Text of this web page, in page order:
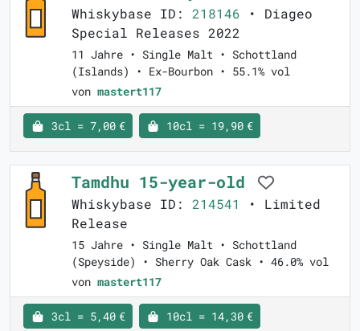
Whiskybase ID: 218146 • Diageo
Special Releases 2022
11 Jahre • Single Malt • Schottland
(Islands) • Ex-Bourbon • 55.1% vol
von mastert117
3cl = 7,00 € 10cl = 19,90 €
Tamdhu 15-year-old
Whiskybase ID: 214541
• Limited
Release
15 Jahre • Single Malt • Schottland
(Speyside) • Sherry Oak Cask • 46.0% vol
von mastert117
3cl = 5,40 € 10cl = 14,30 €